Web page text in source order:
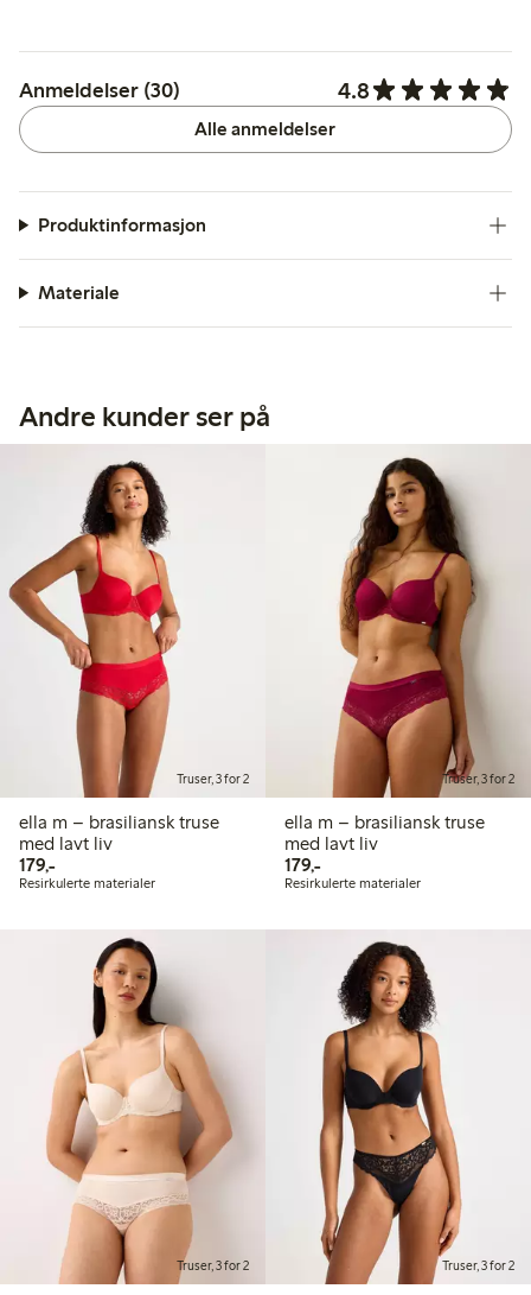
Anmeldelser (30) 4.8
Alle anmeldelser
Produktinformasjon
Materiale
Andre kunder ser på
Truser, 3 for 2
ella m – brasiliansk truse
med lavt liv
179,-179,00 kr
Resirkulerte materialer
Truser, 3 for 2
ella m – brasiliansk truse
med lavt liv
179,-179,00 kr
Resirkulerte materialer
Truser, 3 for 2 Truser, 3 for 2